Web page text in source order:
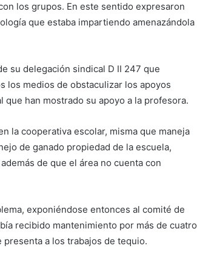
los grupos. En este sentido expresaron
que estaba impartiendo amenazándola
su delegación sindical D II 247 que
los medios de obstaculizar los apoyos
han mostrado su apoyo a la profesora.
la cooperativa escolar, misma que maneja
de ganado propiedad de la escuela,
de que el área no cuenta con
exponiéndose entonces al comité de
recibido mantenimiento por más de cuatro
a los trabajos de tequio.